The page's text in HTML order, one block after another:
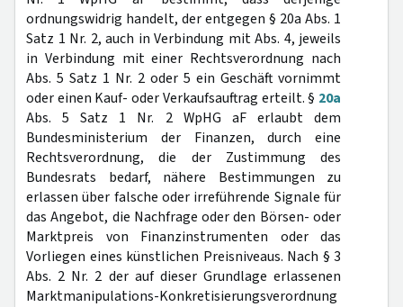
ordnungswidrig handelt, der entgegen § 20a Abs. 1
Satz 1 Nr. 2, auch in Verbindung mit Abs. 4, jeweils
in Verbindung mit einer Rechtsverordnung nach
Abs. 5 Satz 1 Nr. 2 oder 5 ein Geschäft vornimmt
oder einen Kauf- oder Verkaufsauftrag erteilt. § 20a
Abs. 5 Satz 1 Nr. 2 WpHG aF erlaubt dem
Bundesministerium der Finanzen, durch eine
Rechtsverordnung, die der Zustimmung des
Bundesrats bedarf, nähere Bestimmungen zu
erlassen über falsche oder irreführende Signale für
das Angebot, die Nachfrage oder den Börsen- oder
Marktpreis von Finanzinstrumenten oder das
Vorliegen eines künstlichen Preisniveaus. Nach § 3
Abs. 2 Nr. 2 der auf dieser Grundlage erlassenen
Marktmanipulations-Konkretisierungsverordnung